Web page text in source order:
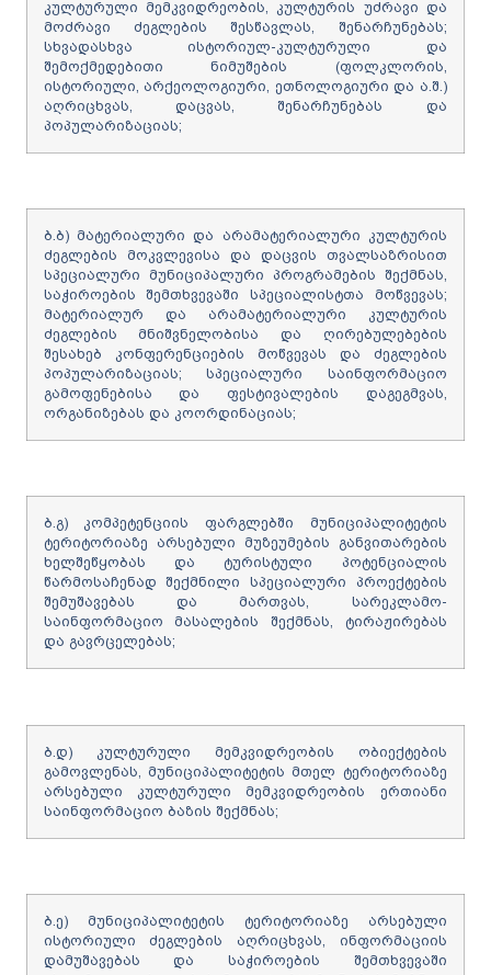
კულტურული მემკვიდრეობის, კულტურის უძრავი და
მოძრავი ძეგლების შესწავლას, შენარჩუნებას;
სხვადასხვა ისტორიულ-კულტურული და
შემოქმედებითი ნიმუშების (ფოლკლორის,
ისტორიული, არქეოლოგიური, ეთნოლოგიური და ა.შ.)
აღრიცხვას, დაცვას, შენარჩუნებას და
პოპულარიზაციას;
ბ.ბ) მატერიალური და არამატერიალური კულტურის
ძეგლების მოკვლევისა და დაცვის თვალსაზრისით
სპეციალური მუნიციპალური პროგრამების შექმნას,
საჭიროების შემთხვევაში სპეციალისტთა მოწვევას;
მატერიალურ და არამატერიალური კულტურის
ძეგლების მნიშვნელობისა და ღირებულებების
შესახებ კონფერენციების მოწვევას და ძეგლების
პოპულარიზაციას; სპეციალური საინფორმაციო
გამოფენებისა და ფესტივალების დაგეგმვას,
ორგანიზებას და კოორდინაციას;
ბ.გ) კომპეტენციის ფარგლებში მუნიციპალიტეტის
ტერიტორიაზე არსებული მუზეუმების განვითარების
ხელშეწყობას და ტურისტული პოტენციალის
წარმოსაჩენად შექმნილი სპეციალური პროექტების
შემუშავებას და მართვას, სარეკლამო-
საინფორმაციო მასალების შექმნას, ტირაჟირებას
და გავრცელებას;
ბ.დ) კულტურული მემკვიდრეობის ობიექტების
გამოვლენას, მუნიციპალიტეტის მთელ ტერიტორიაზე
არსებული კულტურული მემკვიდრეობის ერთიანი
საინფორმაციო ბაზის შექმნას;
ბ.ე) მუნიციპალიტეტის ტერიტორიაზე არსებული
ისტორიული ძეგლების აღრიცხვას, ინფორმაციის
დამუშავებას და საჭიროების შემთხვევაში